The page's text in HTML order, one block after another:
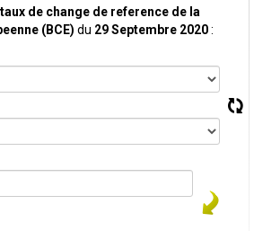
taux de change de reference de la
(BCE) du 29 Septembre 2020: